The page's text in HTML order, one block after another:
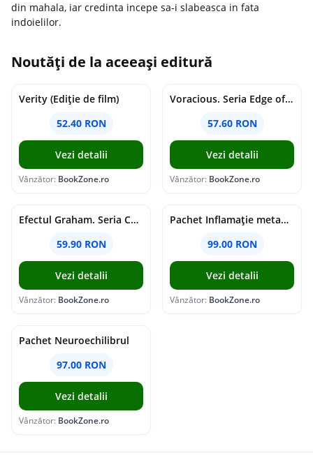
din mahala, iar credinta incepe sa-i slabeasca in fata
indoielilor.
Noutăți de la aceeași editură
Verity (Ediție de film)
52.40 RON
Vezi detalii
Vânzător: BookZone.ro
Voracious. Seria Edge of Darkness Vol.2
57.60 RON
Vezi detalii
Vânzător: BookZone.ro
Efectul Graham. Seria Campus Diaries Vol.1
59.90 RON
Vezi detalii
Vânzător: BookZone.ro
Pachet Inflamație metabolism și creier
99.00 RON
Vezi detalii
Vânzător: BookZone.ro
Pachet Neuroechilibrul
97.00 RON
Vezi detalii
Vânzător: BookZone.ro